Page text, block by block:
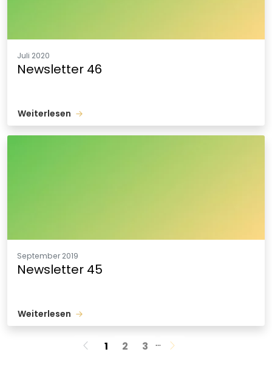
Juli 2020
Newsletter 46
Weiterlesen
September 2019
Newsletter 45
Weiterlesen
1 2 3 …